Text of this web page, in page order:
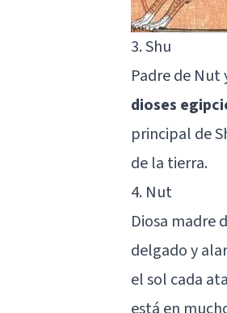
3. Shu
Padre de Nut
dioses
principal de
de la tierra.
4. Nut
Diosa madre
delgado y
el sol cada